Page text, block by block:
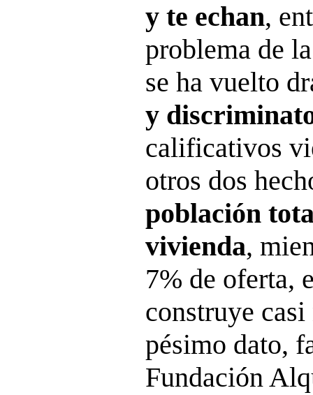
y te echan,
problema de
se ha vuelto
y
calificativos
otros dos
población
vivienda,
7% de oferta,
construye
pésimo dato,
Fundación